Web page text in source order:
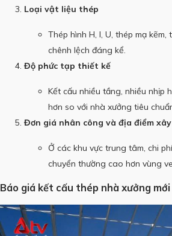
Loại vật liệu thép
Thép hình H, I, U, thép mạ
chênh lệch đáng kể.
Độ phức tạp thiết kế
Kết cấu nhiều tầng, nhiều nhịp
hơn so với nhà xưởng tiêu
Đơn giá nhân công và địa điểm
Ở các khu vực trung tâm, chi
chuyển thường cao hơn vùng
Báo giá kết cấu thép nhà xưởng